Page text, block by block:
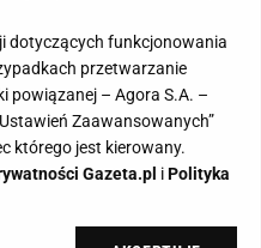
dotyczących funkcjonowania
przetwarzanie
powiązanej – Agora S.A. –
Zaawansowanych”
którego jest kierowany.
Gazeta.pl iPolityka